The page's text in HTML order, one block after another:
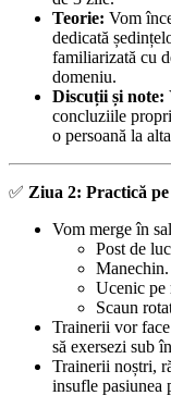
Teorie: Vom
dedicată
familiarizată cu
domeniu.
Discuții și note:
concluziile
o persoană la
✅️ Ziua 2: Practică
Vom merge în
Post de
Manechin.
Ucenic pe
Scaun
Trainerii vor
să exersezi sub
Trainerii noștri,
insufle pasiunea